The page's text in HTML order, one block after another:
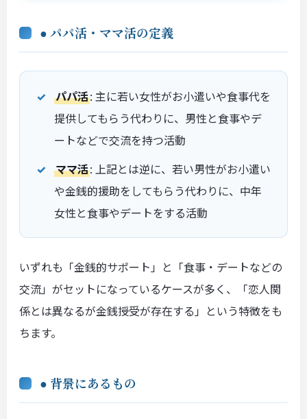
● パパ活・ママ活の定義
パパ活: 主に若い女性がお小遣いや食事代を
提供してもらう代わりに、男性と食事やデ
ートなどで交流を持つ活動
ママ活: 上記とは逆に、若い男性がお小遣い
や金銭的援助をしてもらう代わりに、中年
女性と食事やデートをする活動
いずれも「金銭的サポート」と「食事・デートなどの
交流」がセットになっているケースが多く、「恋人関
係とは異なるが金銭授受が存在する」という特徴をも
ちます。
● 背景にあるもの